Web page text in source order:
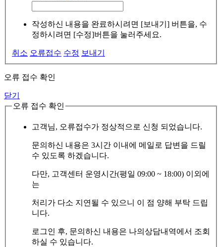
작성하신 내용을 완료하시려면 [보내기] 버튼을, 수
정하시려면 [수정]버튼을 눌러주세요.
취소 오류접수 수정 보내기
오류 접수 확인
닫기
오류 접수 확인
고객님, 오류접수가 정상적으로 신청 되었습니다.
문의하신 내용은 3시간 이내에 메일로 답변을 드릴
수 있도록 하겠습니다.
다만, 고객센터 운영시간(평일 09:00 ~ 18:00) 이외에
는
처리가 다소 지연될 수 있으니 이 점 양해 부탁 드립
니다.
로그인 후, 문의하신 내용은 나의상담내역에서 조회
하실 수 있습니다.